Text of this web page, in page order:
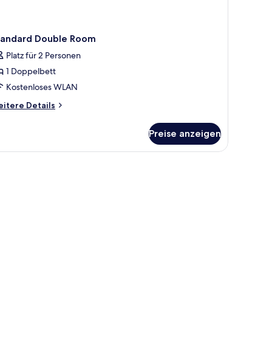
Double Room
Platz für 2 Personen
1 Doppelbett
Kostenloses WLAN
Details
Preise anzeigen
mit Stuhl, einer Lampe und einem Bild an der Wand.